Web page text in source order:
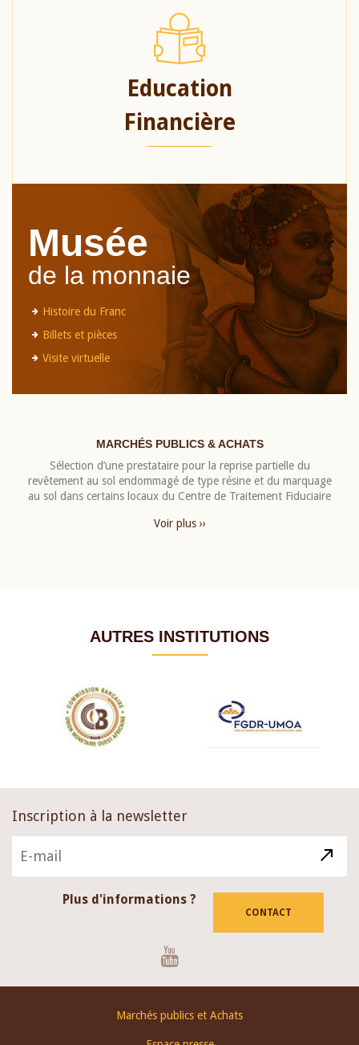
Education
Financière
Musée
de la monnaie
Histoire du Franc
Billets et pièces
Visite virtuelle
MARCHÉS PUBLICS & ACHATS
Sélection d’une prestataire pour la reprise partielle du
revêtement au sol endommagé de type résine et du marquage
au sol dans certains locaux du Centre de Traitement Fiduciaire
Voir plus ››
AUTRES INSTITUTIONS
Inscription à la newsletter
Plus d'informations ?
CONTACT
Marchés publics et Achats